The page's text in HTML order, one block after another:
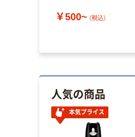
￥500~ （税込）
人気の商品
本気プライス